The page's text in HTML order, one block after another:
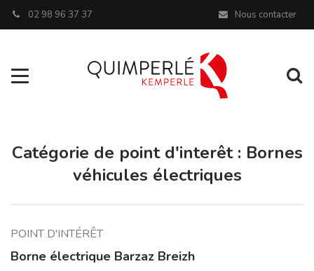
02 98 96 37 37 Nous contacter
Aller à la navigation
Catégorie de point d'interêt : Bornes
véhicules électriques
POINT D'INTÉRÊT
Borne électrique Barzaz Breizh